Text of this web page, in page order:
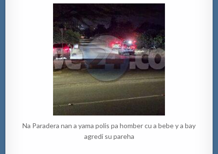
Na Paradera nan a yama polis pa homber cu a bebe y a bay
agredi su pareha